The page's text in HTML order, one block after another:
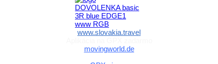
www.slovakia.travel
movingworld.de